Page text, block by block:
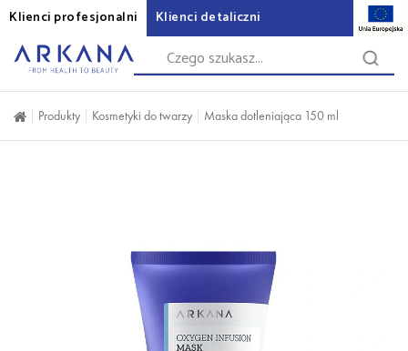
Klienci profesjonalni Klienci detaliczni
Maska dotleniająca 150 ml
Kosmetyki do twarzy
Produkty